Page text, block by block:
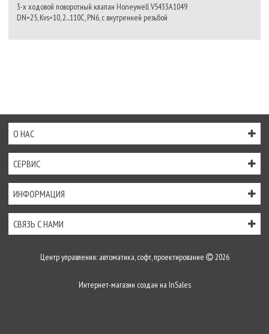
3-х ходовой поворотный клапан Honeywell V5433A1049
DN=25, Kvs=10, 2...110C, PN6, с внутренней резьбой
О НАС
СЕРВИС
ИНФОРМАЦИЯ
СВЯЗЬ С НАМИ
Центр управления: автоматика, софт, проектирование 2026
Интернет-магазин создан на InSales